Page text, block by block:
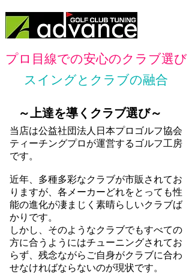
​プロ目線での安心のクラブ選び
スイングとクラブの融合
​～上達を導くクラブ選び～
当店は公益社団法人日本プロゴルフ協会
ティーチングプロが運営するゴルフ工房
です。
近年、多種多彩なクラブが市販されてお
りますが、各メーカーどれをとっても性
能の進化が凄まじく素晴らしいクラブば
かりです。
しかし、そのようなクラブでもすべての
方に合うようにはチューニングされてお
らず、残念ながらご自身がクラブに合わ
せなければならないのが現状です。